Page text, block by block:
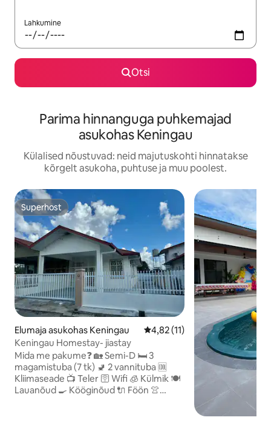
Lahkumine
Otsi
Parima hinnanguga puhkemajad
asukohas Keningau
Külalised nõustuvad: neid majutuskohti hinnatakse
kõrgelt asukoha, puhtuse ja muu poolest.
Superhost
Superhost
Elumaja asukohas Keningau Keskmine hinnang 4,82/5, 11
4,82 (11)
Keningau Homestay- jiastay
Mida me pakume❓ 🏡 Semi-D 🛏️ 3
magamistuba (7 tk) 🚽 2 vannituba 🆒
Kliimaseade 📺 Teler 🛜 Wifi 🧊 Külmik 🍽️
Lauanõud 🍳 Kööginõud 🔌 Föön 👚